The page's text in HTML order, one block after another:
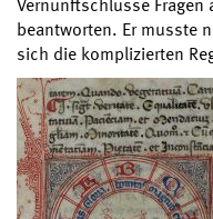
Vernunftschlüsse
beantworten. Er musste
sich die komplizierten